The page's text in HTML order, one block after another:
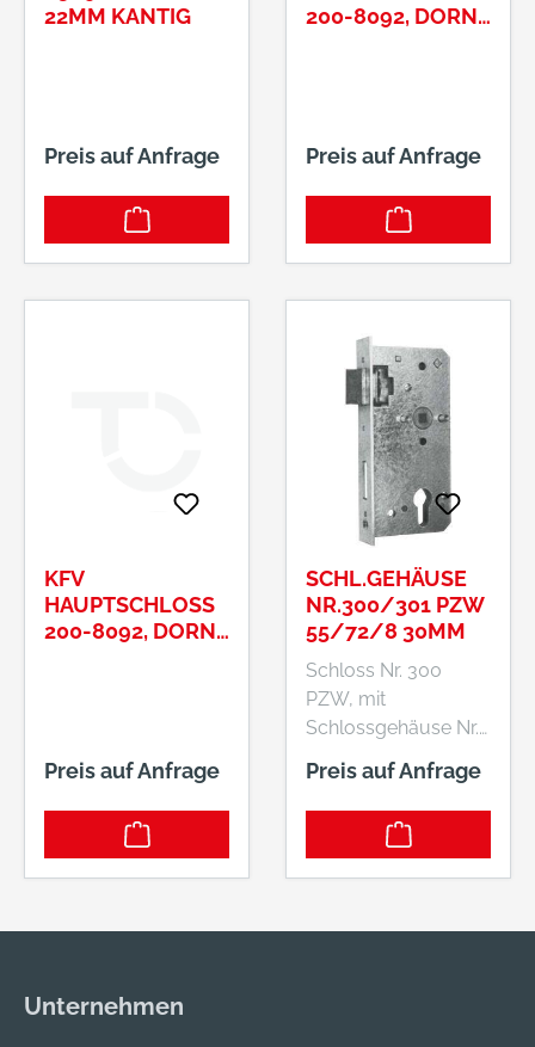
22MM KANTIG
Preis auf Anfrage
200-8092, DORN
Preis auf Anfrage
KFV
HAUPTSCHLOSS
200-8092, DORN
Preis auf Anfrage
SCHL.GEHÄUSE
NR.300/301 PZW
55/72/8 30MM
Schloss Nr. 300
PZW, mit
Schlossgehäuse Nr.
19,05 mm Ø (3/4"),
für Vierkantrohr 30
verwendbar) • Mit
Preis auf Anfrage
Unternehmen